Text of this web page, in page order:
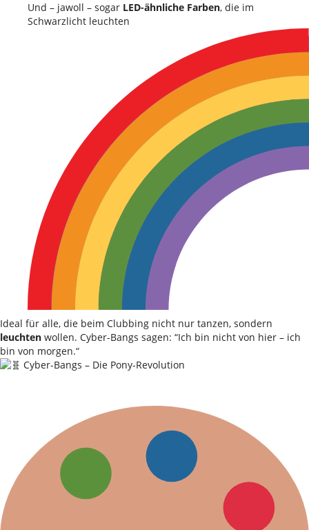
Und – jawoll – sogar LED-ähnliche Farben, die im
Schwarzlicht leuchten
Ideal für alle, die beim Clubbing nicht nur tanzen, sondern
leuchten wollen. Cyber-Bangs sagen: “Ich bin nicht von hier – ich
bin von morgen.“